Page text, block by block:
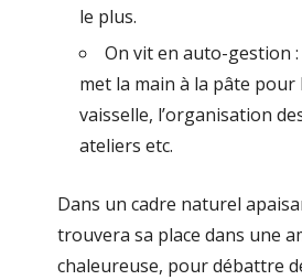
le plus.
On vit en auto-gestion
met la main à la pâte pour
vaisselle, l’organisation
ateliers etc.
Dans un cadre naturel
trouvera sa place dans une
chaleureuse, pour débattre